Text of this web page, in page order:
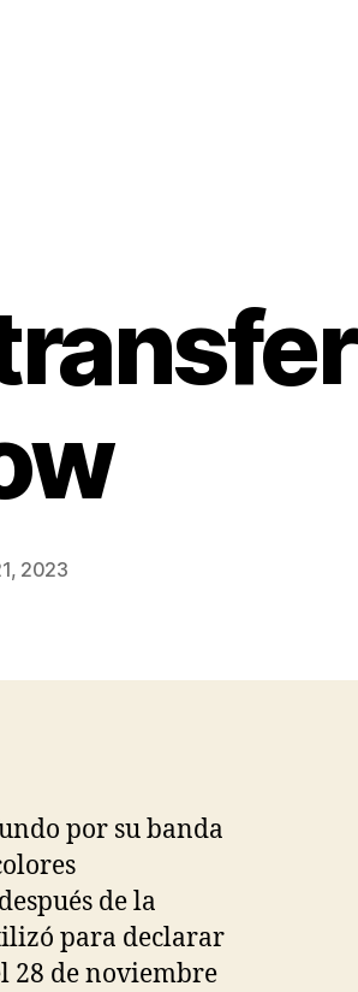
2023
por su banda
de la
para declarar
28 de noviembre